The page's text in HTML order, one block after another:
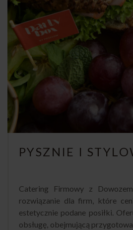
PYSZNIE I
Catering Firmowy z
rozwiązanie dla firm, które
estetycznie podane posiłki.
obsługę, obejmującą